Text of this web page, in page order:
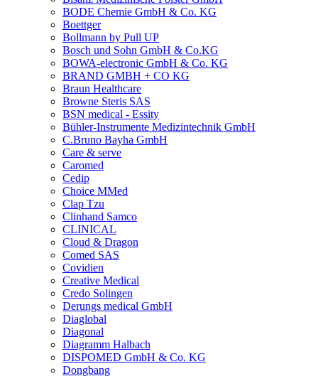
BODE Chemie GmbH & Co. KG
Boettger
Bollmann by Pull UP
Bosch und Sohn GmbH & Co.KG
BOWA-electronic GmbH & Co. KG
BRAND GMBH + CO KG
Braun Healthcare
Browne Steris SAS
BSN medical - Essity
Bühler-Instrumente Medizintechnik GmbH
C.Bruno Bayha GmbH
Care & serve
Caromed
Cedip
Choice MMed
Clap Tzu
Clinhand Samco
CLINICAL
Cloud & Dragon
Comed SAS
Covidien
Creative Medical
Credo Solingen
Derungs medical GmbH
Diaglobal
Diagonal
Diagramm Halbach
DISPOMED GmbH & Co. KG
Dongbang